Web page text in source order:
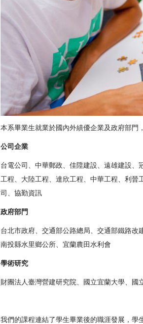
本系畢業生就業於國內外績優企業及政府部門
公司企業
台電公司、中華郵政、佳陞建設、遠雄建設
工程、大陸工程、達欣工程、中華工程、利
司、協勤資訊
政府部門
台北市政府、交通部公路總局、交通部鐵路改
南投縣水里鄉公所、宜蘭農田水利會
學術研究
財團法人臺灣營建研究院、國立宜蘭大學、
我們的課程連結了學生畢業後的職涯發展，學